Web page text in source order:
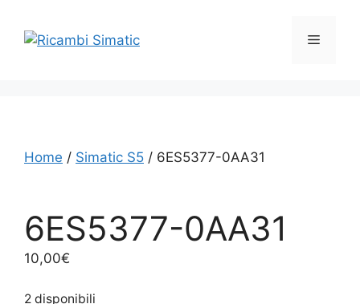
contenuto
Menu
Home / Simatic S5 / 6ES5377-0AA31
6ES5377-0AA31
10,00€
2 disponibili